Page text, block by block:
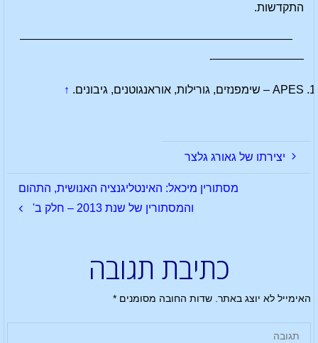
התקדשות.
————————————————————————
————————-
APES – שימפנזים, גורילות, אוראנגוטנים, גיבונים. ↑
יצירתו של גאורג גלצר
מסתורין מיכאל: האינטליגנציה האנושית, התהום
והמסתורין של שנת 2013 – חלק ב'
כתיבת תגובה
האימייל לא יוצג באתר. שדות החובה מסומנים*